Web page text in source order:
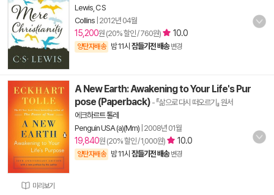
Lewis, C S
Collins 2012년 04월
15,200원 (20% 할인 / 760원) 10.0
양탄자배송 밤 11시 잠들기전 배송 변경
미리보기
A New Earth: Awakening to Your Life's Pur
pose (Paperback) - 『삶으로 다시 떠오르기』 원서
에크하르트 톨레
Penguin USA (a)(Mm) 2008년 01월
19,840원 (20% 할인 / 1,000원) 10.0
양탄자배송 밤 11시 잠들기전 배송 변경